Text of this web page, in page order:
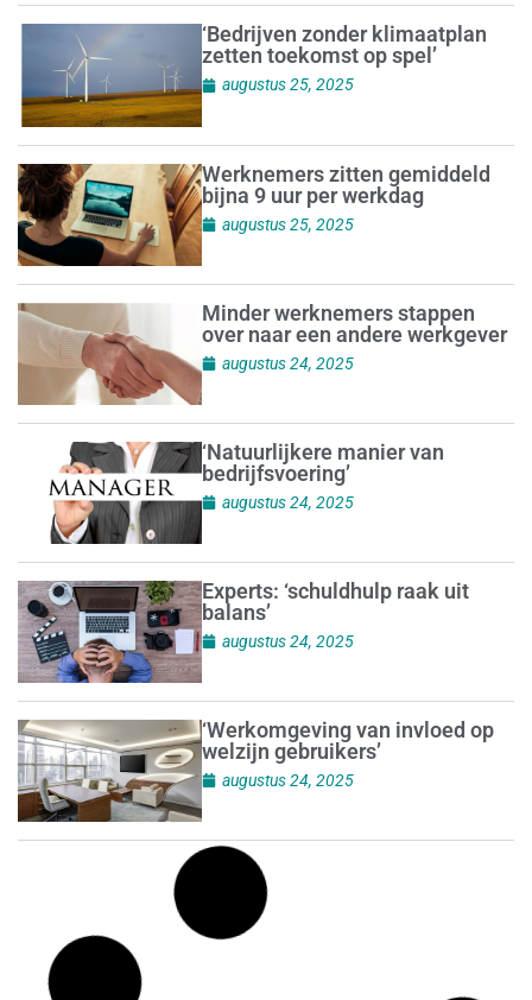
‘Bedrijven zonder klimaatplan
zetten toekomst op spel’
augustus 25, 2025
Werknemers zitten gemiddeld
bijna 9 uur per werkdag
augustus 25, 2025
Minder werknemers stappen
over naar een andere werkgever
augustus 24, 2025
‘Natuurlijkere manier van
bedrijfsvoering’
augustus 24, 2025
Experts: ‘schuldhulp raak uit
balans’
augustus 24, 2025
‘Werkomgeving van invloed op
welzijn gebruikers’
augustus 24, 2025